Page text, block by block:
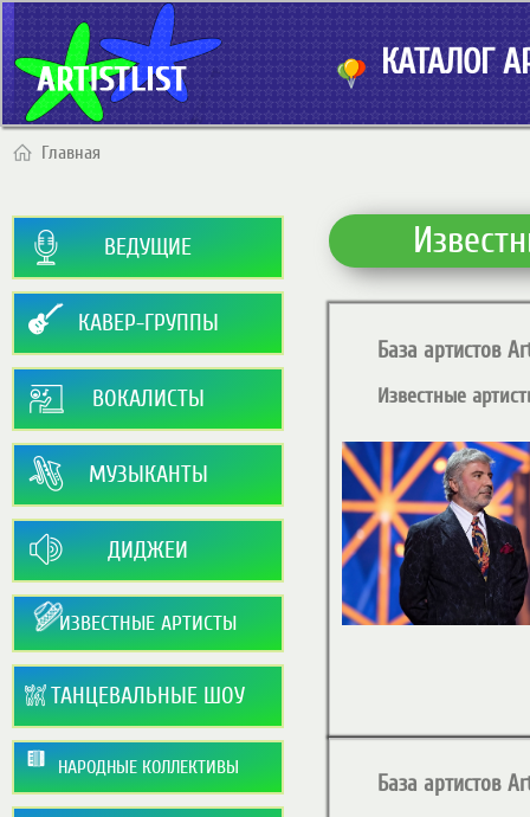
КАТАЛОГ
Главная
ВЕДУЩИЕ
КАВЕР-ГРУППЫ
ВОКАЛИСТЫ
МУЗЫКАНТЫ
ДИДЖЕИ
ИЗВЕСТНЫЕ АРТИСТЫ
ТАНЦЕВАЛЬНЫЕ ШОУ
НАРОДНЫЕ КОЛЛЕКТИВЫ
База артистов
Известные
База артистов